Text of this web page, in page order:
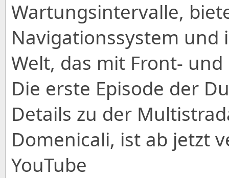
Wartungsintervalle,
Navigationssystem
Welt, das mit Front-
Die erste Episode der
Details zu der
Domenicali, ist ab jetzt
YouTube